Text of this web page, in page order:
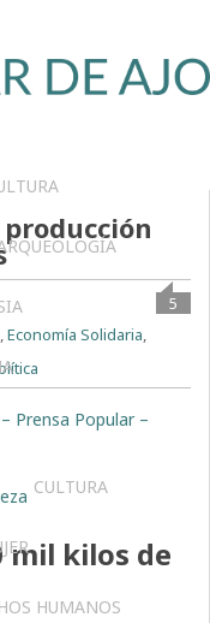
CULTURA
HUMANOS
5
,Economía Solidaria,
Prensa Popular –
mil kilos de